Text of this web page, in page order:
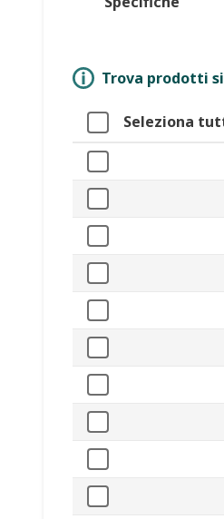
Trova prodotti
Seleziona